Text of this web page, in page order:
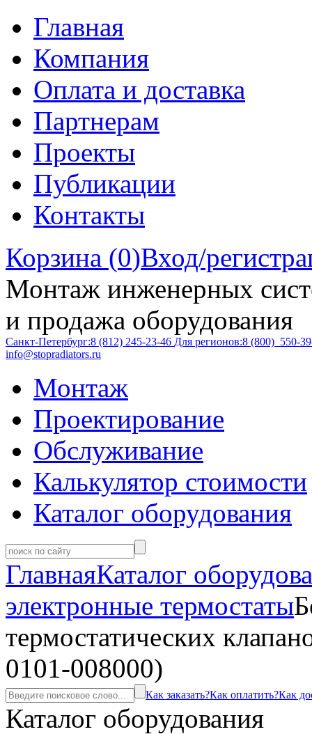
Главная
Компания
Оплата и доставка
Партнерам
Проекты
Публикации
Контакты
Корзина (0)Вход/
Монтаж инженерных
и продажа оборудования
Санкт-Петербург:8 (812) 245-23-46 Для регионов:8 (800) 550-
info@stopradiators.ru
Монтаж
Проектирование
Обслуживание
Калькулятор стоимости
Каталог оборудования
ГлавнаяКаталог
электронные термостаты
термостатических
0101-008000)
Как заказать?Как оплатить?Как
Каталог оборудования